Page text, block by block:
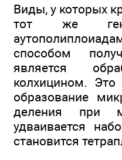
Виды, у которых
тот же
способом
является
колхицином. Это
образование
деления при
удваивается
становится